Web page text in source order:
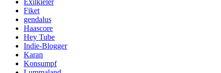
Exilkieler
Fiket
gendalus
Haascore
Hey Tube
Indie-Blogger
Karan
Konsumpf